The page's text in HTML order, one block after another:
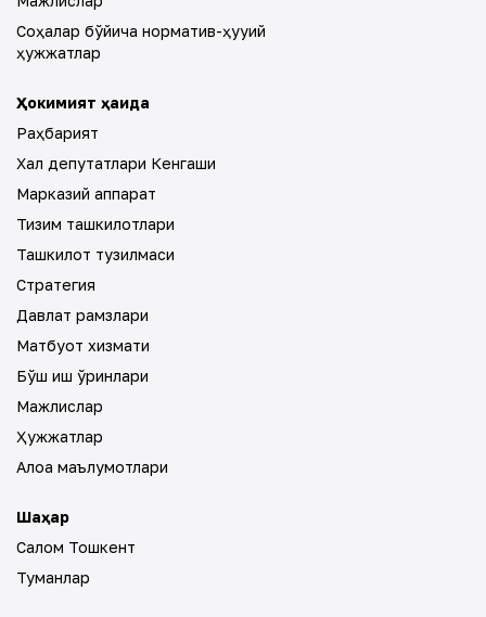
Соҳалар бўйича норматив-ҳуқуқий
ҳужжатлар
Ҳокимият ҳақида
Раҳбарият
Халқ депутатлари Кенгаши
Марказий аппарат
Тизим ташкилотлари
Ташкилот тузилмаси
Стратегия
Давлат рамзлари
Матбуот хизмати
Бўш иш ўринлари
Мажлислар
Ҳужжатлар
Алоқа маълумотлари
Шаҳар
Салом Тошкент
Туманлар